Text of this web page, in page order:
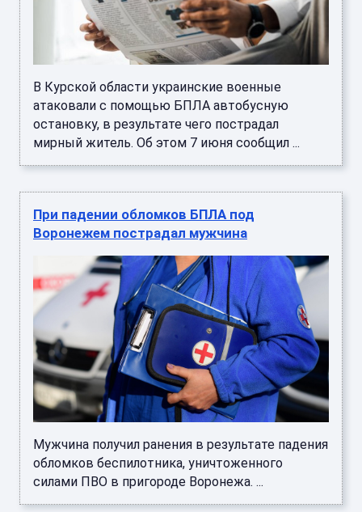
В Курской области украинские военные
атаковали с помощью БПЛА автобусную
остановку, в результате чего пострадал
мирный житель. Об этом 7 июня сообщил ...
При падении обломков БПЛА под
Воронежем пострадал мужчина
Мужчина получил ранения в результате падения
обломков беспилотника, уничтоженного
силами ПВО в пригороде Воронежа. ...